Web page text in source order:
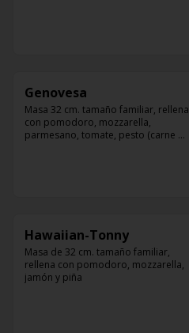
Genovesa
Masa 32 cm. tamaño familiar, rellena
con pomodoro, mozzarella,
parmesano, tomate, pesto (carne
Hawaiian-Tonny
Masa de 32 cm. tamaño familiar,
rellena con pomodoro, mozzarella,
jamón y piña